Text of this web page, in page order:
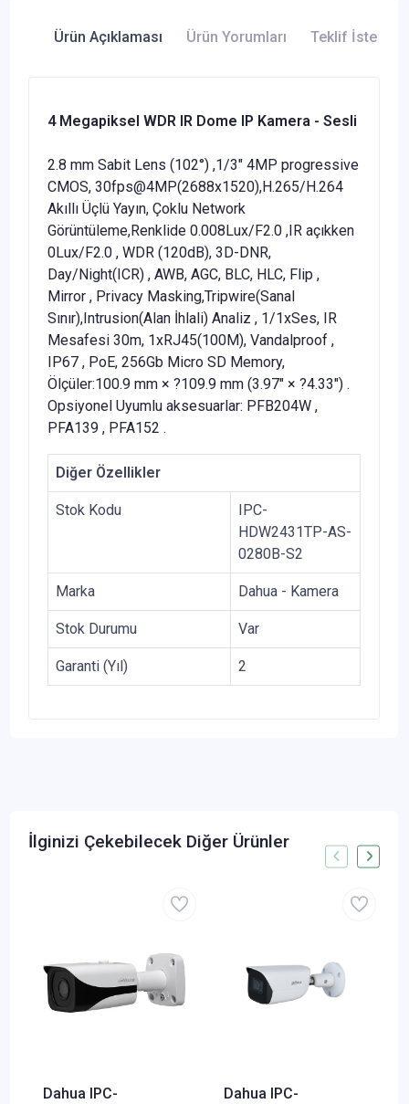
Ürün Açıklaması Ürün Yorumları Teklif İste
4 Megapiksel WDR IR Dome IP Kamera - Sesli
2.8 mm Sabit Lens (102°) ,1/3" 4MP progressive
CMOS, 30fps@4MP(2688x1520),H.265/H.264
Akıllı Üçlü Yayın, Çoklu Network
Görüntüleme,Renklide 0.008Lux/F2.0 ,IR açıkken
0Lux/F2.0 , WDR (120dB), 3D-DNR,
Day/Night(ICR) , AWB, AGC, BLC, HLC, Flip ,
Mirror , Privacy Masking,Tripwire(Sanal
Sınır),Intrusion(Alan İhlali) Analiz , 1/1xSes, IR
Mesafesi 30m, 1xRJ45(100M), Vandalproof ,
IP67 , PoE, 256Gb Micro SD Memory,
Ölçüler:100.9 mm × ?109.9 mm (3.97" × ?4.33") .
Opsiyonel Uyumlu aksesuarlar: PFB204W ,
PFA139 , PFA152 .
Diğer Özellikler
Stok Kodu
IPC-
HDW2431TP-AS-
0280B-S2
Marka Dahua - Kamera
Stok Durumu Var
Garanti (Yıl) 2
İlginizi Çekebilecek Diğer Ürünler
Dahua IPC-
Dahua IPC-